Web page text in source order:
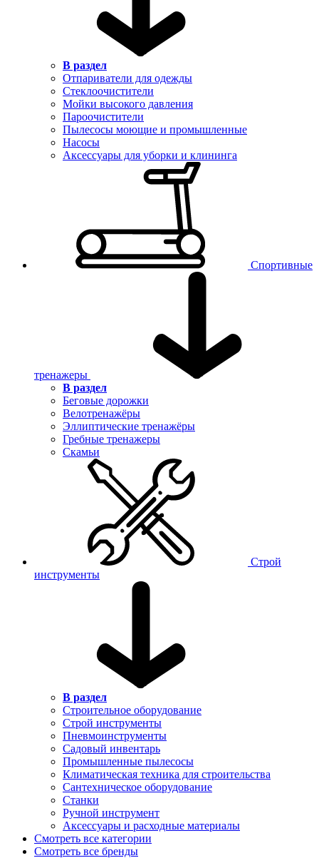
В раздел
Отпариватели для одежды
Стеклоочистители
Мойки высокого давления
Пароочистители
Пылесосы моющие и промышленные
Насосы
Аксессуары для уборки и клининга
Спортивные
тренажеры
В раздел
Беговые дорожки
Велотренажёры
Эллиптические тренажёры
Гребные тренажеры
Скамьи
Строй
инструменты
В раздел
Строительное оборудование
Строй инструменты
Пневмоинструменты
Садовый инвентарь
Промышленные пылесосы
Климатическая техника для строительства
Сантехническое оборудование
Станки
Ручной инструмент
Аксессуары и расходные материалы
Смотреть все категории
Смотреть все бренды